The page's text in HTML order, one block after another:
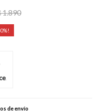
1.890
de envío